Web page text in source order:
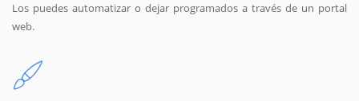
Los puedes automatizar o dejar programados a través de un portal
web.